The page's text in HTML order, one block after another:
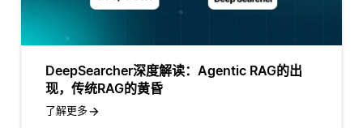
DeepSearcher深度解读：Agentic RAG的出
现，传统RAG的黄昏
了解更多